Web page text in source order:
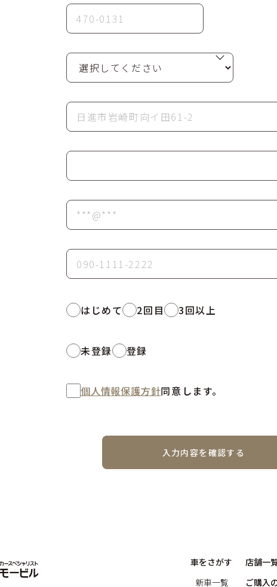
はじめて 2回目 3回以上
未登録 登録
個人情報保護方針同意します。
入力内容を確認する
車をさがす
新車一覧
店舗一
ご購入